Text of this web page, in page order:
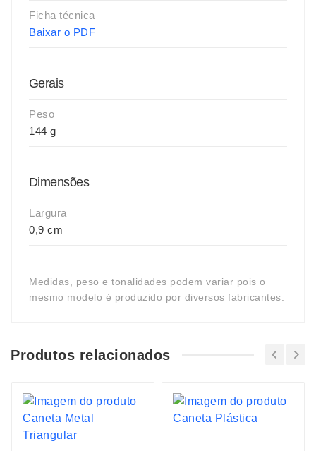
Ficha técnica
Baixar o PDF
Gerais
Peso
144 g
Dimensões
Largura
0,9 cm
Medidas, peso e tonalidades podem variar pois o
mesmo modelo é produzido por diversos fabricantes.
Produtos relacionados